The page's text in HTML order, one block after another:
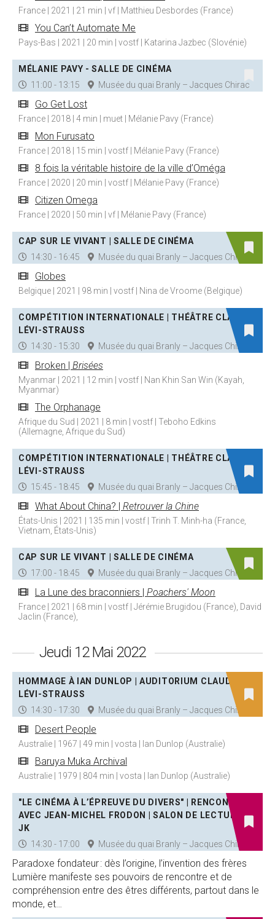
France | 2021 | 21 min | vf | Matthieu Desbordes (France)
You Can’t Automate Me
Pays-Bas | 2021 | 20 min | vostf | Katarina Jazbec (Slovénie)
MÉLANIE PAVY - SALLE DE CINÉMA
11:00 - 13:15
Musée du quai Branly – Jacques Chirac
Go Get Lost
France | 2018 | 4 min | muet | Mélanie Pavy (France)
Mon Furusato
France | 2018 | 15 min | vostf | Mélanie Pavy (France)
8 fois la véritable histoire de la ville d’Oméga
France | 2020 | 20 min | vostf | Mélanie Pavy (France)
Citizen Omega
France | 2020 | 50 min | vf | Mélanie Pavy (France)
CAP SUR LE VIVANT | SALLE DE CINÉMA
14:30 - 16:45
Musée du quai Branly – Jacques Chirac
Globes
Belgique | 2021 | 98 min | vostf | Nina de Vroome (Belgique)
COMPÉTITION INTERNATIONALE | THÉÂTRE CLAUDE
LÉVI-STRAUSS
14:30 - 15:30
Musée du quai Branly – Jacques Chirac
Broken | Brisées
Myanmar | 2021 | 12 min | vostf | Nan Khin San Win (Kayah,
Myanmar)
The Orphanage
Afrique du Sud | 2021 | 8 min | vostf | Teboho Edkins
(Allemagne, Afrique du Sud)
COMPÉTITION INTERNATIONALE | THÉÂTRE CLAUDE
LÉVI-STRAUSS
15:45 - 18:45
Musée du quai Branly – Jacques Chirac
What About China? | Retrouver la Chine
États-Unis | 2021 | 135 min | vostf | Trinh T. Minh-ha (France,
Vietnam, États-Unis)
CAP SUR LE VIVANT | SALLE DE CINÉMA
17:00 - 18:45
Musée du quai Branly – Jacques Chirac
La Lune des braconniers | Poachers' Moon
France | 2021 | 68 min | vostf | Jérémie Brugidou (France), David
Jaclin (France),
Jeudi 12 Mai 2022
HOMMAGE À IAN DUNLOP | AUDITORIUM CLAUDE
LÉVI-STRAUSS
14:30 - 17:30
Musée du quai Branly – Jacques Chirac
Desert People
Australie | 1967 | 49 min | vosta | Ian Dunlop (Australie)
Baruya Muka Archival
Australie | 1979 | 804 min | vosta | Ian Dunlop (Australie)
"LE CINÉMA À L’ÉPREUVE DU DIVERS" | RENCONTRE
AVEC JEAN-MICHEL FRODON | SALON DE LECTURE -
JK
14:30 - 17:00
Musée du quai Branly – Jacques Chirac
Paradoxe fondateur : dès l’origine, l’invention des frères
Lumière manifeste ses pouvoirs de rencontre et de
compréhension entre des êtres différents, partout dans le
monde, et…